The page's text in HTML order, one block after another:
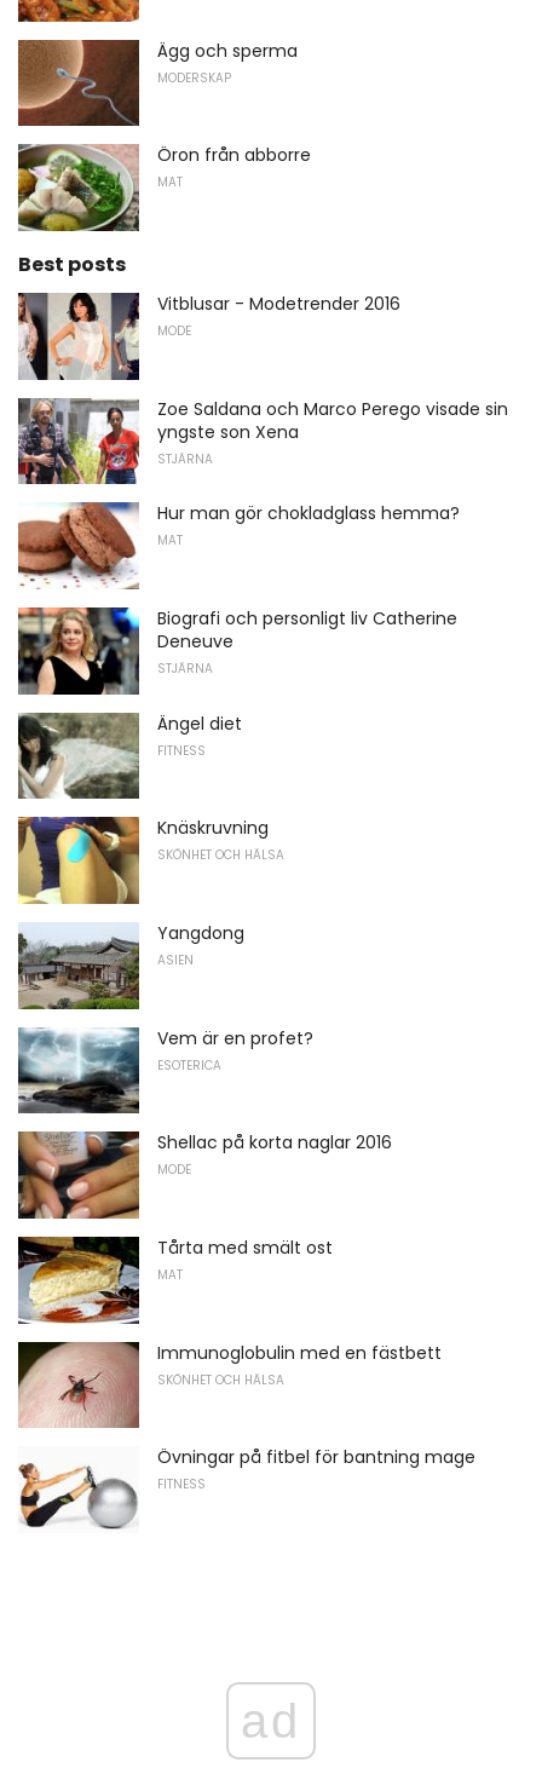
Ägg och sperma
MODERSKAP
Öron från abborre
MAT
Best posts
Vitblusar - Modetrender 2016
MODE
Zoe Saldana och Marco Perego visade sin
yngste son Xena
STJÄRNA
Hur man gör chokladglass hemma?
MAT
Biografi och personligt liv Catherine
Deneuve
STJÄRNA
Ängel diet
FITNESS
Knäskruvning
SKÖNHET OCH HÄLSA
Yangdong
ASIEN
Vem är en profet?
ESOTERICA
Shellac på korta naglar 2016
MODE
Tårta med smält ost
MAT
Immunoglobulin med en fästbett
SKÖNHET OCH HÄLSA
Övningar på fitbel för bantning mage
FITNESS
ad